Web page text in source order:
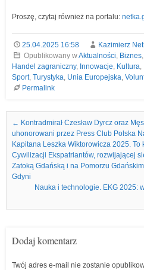
Proszę, czytaj również na portalu:
25.04.2025 16:58
Kazimierz
Opublikowany wAktualności Biznes,
Handel zagraniczny, Innowacje Kultura
Sport, Turystyka Unia Europejska
Permalink
Nawigacja we wpisach
← Kontradmirał Czesław Dyrcz oraz
uhonorowani przez Press Club Polska
Kapitana Leszka Wiktorowicza 2025.
Cywilizacji Ekspatriantów, rozwijającej
Zatoką Gdańską i na Pomorzu
Gdyni
Nauka i technologie. EKG 2025:
Dodaj komentarz
Twój adres e-mail nie zostanie